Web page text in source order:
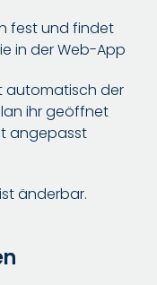
fest und findet
in der Web-App
automatisch der
ihr geöffnet
angepasst
änderbar.